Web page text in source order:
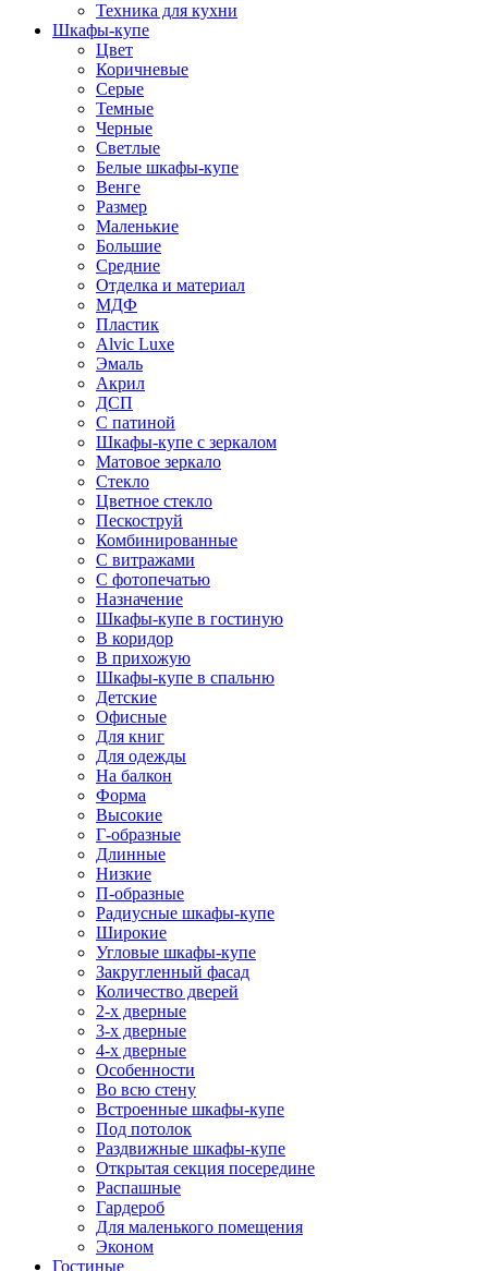
Техника для кухни
Шкафы-купе
Цвет
Коричневые
Серые
Темные
Черные
Светлые
Белые шкафы-купе
Венге
Размер
Маленькие
Большие
Средние
Отделка и материал
МДФ
Пластик
Alvic Luxe
Эмаль
Акрил
ДСП
С патиной
Шкафы-купе с зеркалом
Матовое зеркало
Стекло
Цветное стекло
Пескоструй
Комбинированные
С витражами
С фотопечатью
Назначение
Шкафы-купе в гостиную
В коридор
В прихожую
Шкафы-купе в спальню
Детские
Офисные
Для книг
Для одежды
На балкон
Форма
Высокие
Г-образные
Длинные
Низкие
П-образные
Радиусные шкафы-купе
Широкие
Угловые шкафы-купе
Закругленный фасад
Количество дверей
2-х дверные
3-х дверные
4-х дверные
Особенности
Во всю стену
Встроенные шкафы-купе
Под потолок
Раздвижные шкафы-купе
Открытая секция посередине
Распашные
Гардероб
Для маленького помещения
Эконом
Гостиные